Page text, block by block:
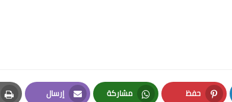
حفظ مشاركة إرسال